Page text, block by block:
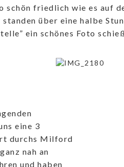
schön friedlich wie es auf
über eine halbe
ein schönes Foto
eine 3
durchs Milford
nah an
und haben